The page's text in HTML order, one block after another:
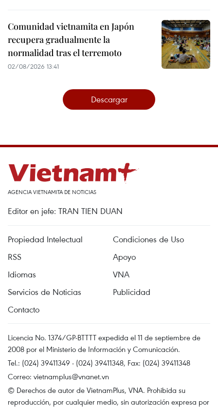
Comunidad vietnamita en Japón
recupera gradualmente la
normalidad tras el terremoto
02/08/2026 13:41
Descargar
AGENCIA VIETNAMITA DE NOTICIAS
Editor en jefe: TRAN TIEN DUAN
Propiedad Intelectual
Condiciones de Uso
RSS
Apoyo
Idiomas
VNA
Servicios de Noticias
Publicidad
Contacto
Licencia No. 1374/GP-BTTTT expedida el 11 de septiembre de
2008 por el Ministerio de Información y Comunicación.
Tel.: (024) 39411349 - (024) 39411348, Fax: (024) 39411348
Correo: vietnamplus@vnanet.vn
© Derechos de autor de VietnamPlus, VNA. Prohibida su
reproducción, por cualquier medio, sin autorización expresa por